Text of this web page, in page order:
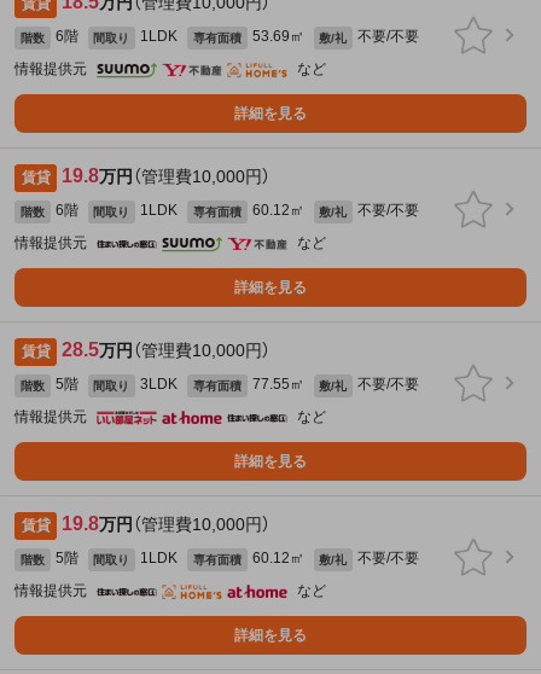
賃貸
階数 6階 間取り 1LDK 専有面積 53.69㎡ 敷/礼
不要/不要
情報提供元
など
詳細を見る
賃貸 19.8万円 （管理費10,000円）
階数 6階 間取り 1LDK 専有面積 60.12㎡ 敷/礼
不要/不要
情報提供元
など
詳細を見る
賃貸 28.5万円 （管理費10,000円）
階数 5階 間取り 3LDK 専有面積 77.55㎡ 敷/礼
不要/不要
情報提供元
など
詳細を見る
賃貸 19.8万円 （管理費10,000円）
階数 5階 間取り 1LDK 専有面積 60.12㎡ 敷/礼
不要/不要
情報提供元
など
詳細を見る